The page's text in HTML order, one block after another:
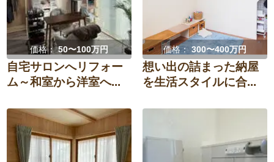
価格：50〜100万円
自宅サロンへリフォー
ム～和室から洋室へ...
価格： 300〜400万円
想い出の詰まった納屋
を生活スタイルに合...